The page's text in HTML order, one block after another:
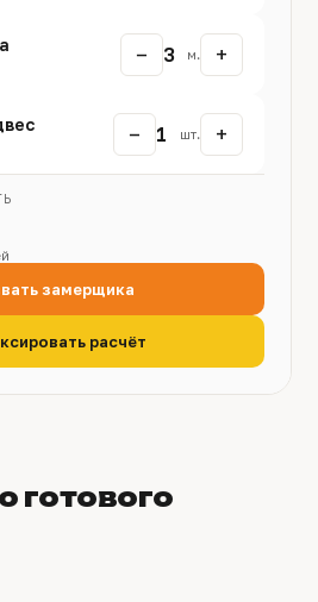
− 3 м. +
− 1 шт. +
замерщика
расчёт
готового